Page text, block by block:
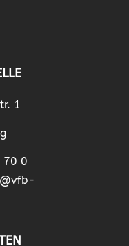
1
70 0